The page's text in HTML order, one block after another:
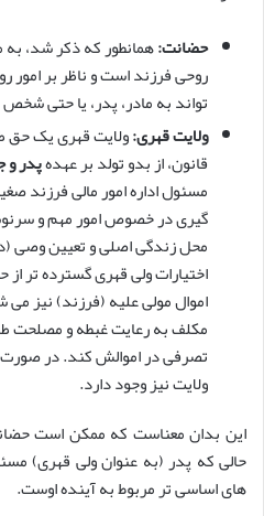
حضانت:همانطور که ذکر شد،
روحی فرزند است و ناظر بر
تواند به مادر، پدر، یا حتی
ولایت قهری:ولایت قهری یک حق
قانون، از بدو تولد بر عهدهپدر
مسئول اداره امور مالی فرزند
گیری در خصوص امور مهم و
محل زندگی اصلی و تعیین وصی
اختیارات ولی قهری گسترده تر
اموال مولی علیه (فرزند) نیز می
مکلف به رعایت غبطه و مصلحت
تصرفی در اموالش کند. در
ولایت نیز وجود دارد.
این بدان معناست که ممکن است
حالی که پدر (به عنوان ولی قهری)
های اساسی تر مربوط به آینده اوست.